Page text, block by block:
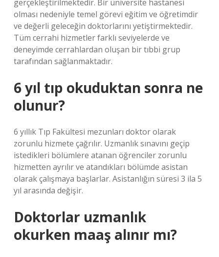
gerçekleştirilmektedir. Bir üniversite hastanesi
olması nedeniyle temel görevi eğitim ve öğretimdir
ve değerli geleceğin doktorlarını yetiştirmektedir.
Tüm cerrahi hizmetler farklı seviyelerde ve
deneyimde cerrahlardan oluşan bir tıbbi grup
tarafından sağlanmaktadır.
6 yıl tıp okuduktan sonra ne
olunur?
6 yıllık Tıp Fakültesi mezunları doktor olarak
zorunlu hizmete çağrılır. Uzmanlık sınavını geçip
istedikleri bölümlere atanan öğrenciler zorunlu
hizmetten ayrılır ve atandıkları bölümde asistan
olarak çalışmaya başlarlar. Asistanlığın süresi 3 ila 5
yıl arasında değişir.
Doktorlar uzmanlık
okurken maaş alınır mı?